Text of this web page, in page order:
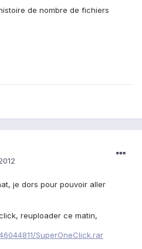
de nombre de fichiers
je dors pour pouvoir aller
reuploader ce matin,
SuperOneClick.rar